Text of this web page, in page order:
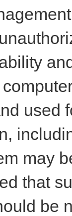
used
may
that
be